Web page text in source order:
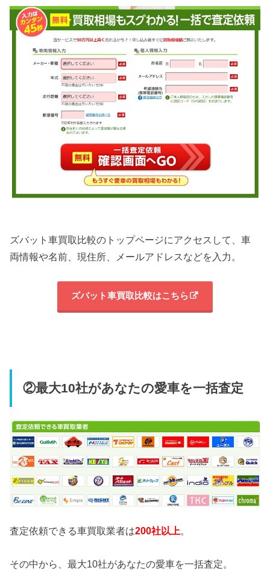
ズバット車買取比較のトップページにアクセスして、車
両情報や名前、現住所、メールアドレスなどを入力。
ズバット車買取比較はこちら
②最大10社があなたの愛車を一括査定
査定依頼できる車買取業者は200社以上。
その中から、最大10社があなたの愛車を一括査定。